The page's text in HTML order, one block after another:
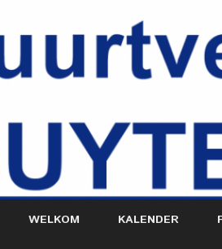
WELKOM KALENDER